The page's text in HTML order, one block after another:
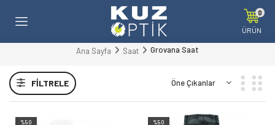
0
ÜRÜN
Ana Sayfa Saat Grovana Saat
FILTRELE
%50
%50